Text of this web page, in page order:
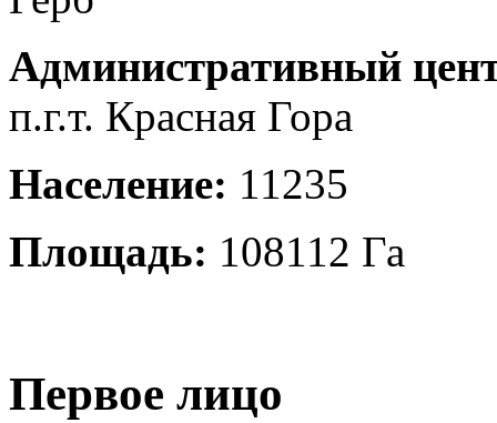
Административный
п.г.т. Красная Гора
Население: 11235
Площадь: 108112 Га
Первое лицо